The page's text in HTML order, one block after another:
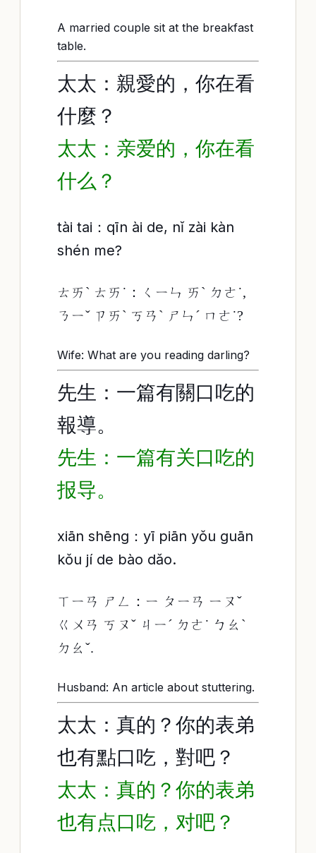
A married couple sit at the breakfast
table.
太太：親愛的，你在看
什麼？
太太：亲爱的，你在看
什么？
tài tai：qīn ài de, nǐ zài kàn
shén me?
ㄊㄞˋ ㄊㄞ˙：ㄑㄧㄣ ㄞˋ ㄉㄜ˙,
ㄋㄧˇ ㄗㄞˋ ㄎㄢˋ ㄕㄣˊ ㄇㄜ˙?
Wife: What are you reading darling?
先生：一篇有關口吃的
報導。
先生：一篇有关口吃的
报导。
xiān shēng：yī piān yǒu guān
kǒu jí de bào dǎo.
ㄒㄧㄢ ㄕㄥ：ㄧ ㄆㄧㄢ ㄧㄡˇ
ㄍㄨㄢ ㄎㄡˇ ㄐㄧˊ ㄉㄜ˙ ㄅㄠˋ
ㄉㄠˇ.
Husband: An article about stuttering.
太太：真的？你的表弟
也有點口吃，對吧？
太太：真的？你的表弟
也有点口吃，对吧？